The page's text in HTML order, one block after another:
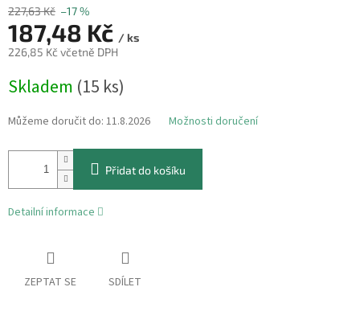
227,63 Kč –17 %
187,48 Kč / ks
226,85 Kč včetně DPH
cena:
Skladem (15 ks)
Můžeme doručit do: 11.8.2026 Možnosti doručení
Přidat do košíku
Detailní informace
ZEPTAT SE SDÍLET